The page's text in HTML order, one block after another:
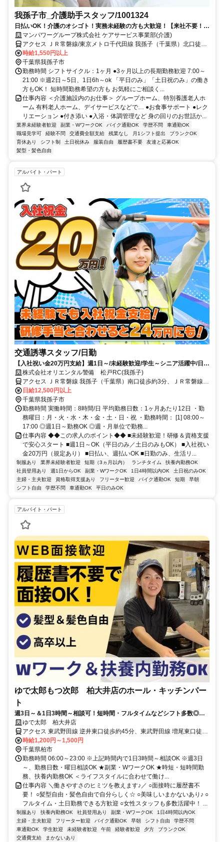
我孫子市_介護助手スタッフ/1001324
日払いOK！介護のオシゴト！実務未経験の方も大歓迎！【来社不要！
WEB・電話登録OK】
マンパワーグループ株式会社 ケアサービス事業部(介護)
アクセス ＪＲ常磐線/東京メトロ千代田線 我孫子（千葉県）北口徒歩
約2分、ＪＲ成田線 我孫子（千葉県）北口徒歩約2分、ＪＲ常磐線/東
京メトロ千代田線 北柏北口徒歩約33分 車・バイク通勤OK（派遣先に
よる）
時給1,550円以上
千葉県我孫子市
勤務時間 シフトサイクル：1ヶ月 ●3ヶ月以上の長期勤務歓迎 7:00～
21:00 ※週2日～5日、1日6h～ok 「平日のみ」「土日祝のみ」の働き
方もOK！ 短時間勤務希望の方も お気軽にご相談く...
仕事内容 ＜介護施設内のお仕事＞ グループホーム、特別養護老人ホ
ーム 有料老人ホーム、デイサービスなどで… ●お食事サポート ●レク
リエーション ●付き添い ●入浴・体調管理など 身の回りのお世話か...
業界未経験者歓迎 副業・WワークOK バイク通勤OK 学歴不問
車通勤OK
職場見学可
経験不問 交通費全額支給 残業なし 月1シフト提出
ブランクOK
育休あり
シフト制 土日祝休み 服装自由 履歴書不要
友達と応募OK
髪型・髪色自由
アルバイト・パート
交通誘導スタッフ/日勤
【入社祝い金20万円支給】週1日～/未経験歓迎/学生～シニア活躍中/日払
い・週払いOK/履歴書不要！
株式会社オリエンタル警備 松戸RC(我孫子)
アクセス ＪＲ常磐線 我孫子（千葉県）南口徒歩約3分、ＪＲ常磐線/
東京メトロ千代田線 北柏北口徒歩約29分、ＪＲ常磐線 天王台南口徒
歩約40分 (面接地/松戸リクルートセンター)千葉県松戸市本町２５－
５ 松戸本町ビル６Ｆ
日給12,500円以上
千葉県我孫子市
勤務時間 実働時間：8時間/日 平均勤務日数：1ヶ月あたり12日 ・勤
務曜日：月・火・水・木・金・土・日・祝 ・勤務時間： [1] 08:00～
17:00 ◎週1日～勤務OK ◎週・月単位で勤務...
仕事内容 ◆◆この求人のポイント◆◆ ■未経験歓迎！研修＆資格支援
で安心スタート ■週1日～OK（平日のみ／土日のみもOK） ■入社祝い
金20万円（規定あり） ■日払い、週払いOK ■日勤のみ、生活リ...
制服あり 業界未経験者歓迎 短期（3ヵ月以内） ランチタイム
扶養内勤務OK
社員登用あり
週1日からOK 副業・WワークOK 1日4時間以内OK
土日祝のみOK
主婦・主夫歓迎
資格取得支援あり フリーター歓迎 バイク通勤OK 短期
早朝
シフト自由
学歴不問 車通勤OK 平日のみOK
アルバイト・パート
ゆで太郎もつ次郎 柏大井店のホール・キッチンパー
ト
週3日～＆1日3時間～相談可！短時間・フルタイムなどシフト多数◎髪
型自由・履歴書不要
ゆで太郎 柏大井店
アクセス 東武野田線 逆井東口徒歩約45分、東武野田線 増尾東口徒歩
約51分、東武野田線 高柳西口徒歩約53分
時給1,200円～1,500円
千葉県柏市
勤務時間 06:00～23:00 ※上記時間内で1日3時間～相談OK ※週3日
～、勤務日数・曜日相談OK ★副業・WワークOK ★時短・短時間勤
務、扶養内勤務OK ＜ライフスタイルに合わせて働け...
仕事内容 ＼働きやすさのヒミツを教えます♪／ ○面接時に履歴書不
要！ ○髪型自由・髪色自由で自分らしく☆ ○美味しいまかないあり♪ ○
フルタイム・土日勤務できる方歓迎 ○女性スタッフも多数活躍中！ ...
制服あり 扶養内勤務OK 社員登用あり 副業・WワークOK
1日4時間以内OK
主婦・主夫歓迎
フリーター歓迎 バイク通勤OK 早朝 シフト自由
学歴不問
車通勤OK
学生歓迎 未経験者歓迎 午前 経験者歓迎 夕方
ブランクOK
交通費支給
まかないあり